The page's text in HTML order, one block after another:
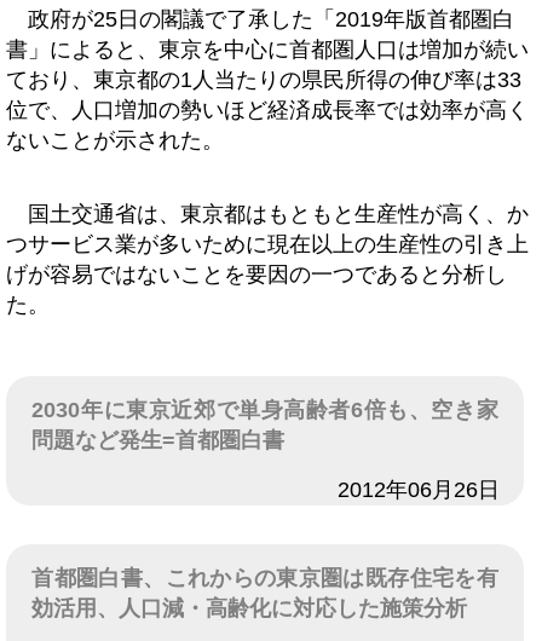
政府が25日の閣議で了承した「2019年版首都圏白
書」によると、東京を中心に首都圏人口は増加が続い
ており、東京都の1人当たりの県民所得の伸び率は33
位で、人口増加の勢いほど経済成長率では効率が高く
ないことが示された。
国土交通省は、東京都はもともと生産性が高く、か
つサービス業が多いために現在以上の生産性の引き上
げが容易ではないことを要因の一つであると分析し
た。
2030年に東京近郊で単身高齢者6倍も、空き家
問題など発生=首都圏白書
2012年06月26日
首都圏白書、これからの東京圏は既存住宅を有
効活用、人口減・高齢化に対応した施策分析